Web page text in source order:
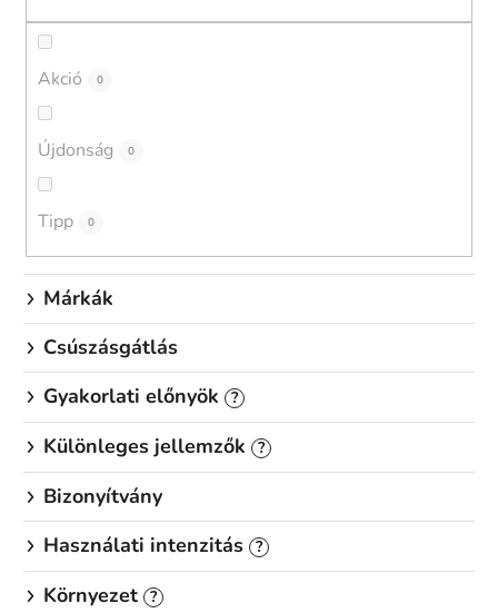
e
Akció 0
Újdonság 0
Tipp 0
Márkák
Csúszásgátlás
Gyakorlati előnyök
?
Különleges jellemzők ?
Bizonyítvány
Használati intenzitás ?
Környezet ?